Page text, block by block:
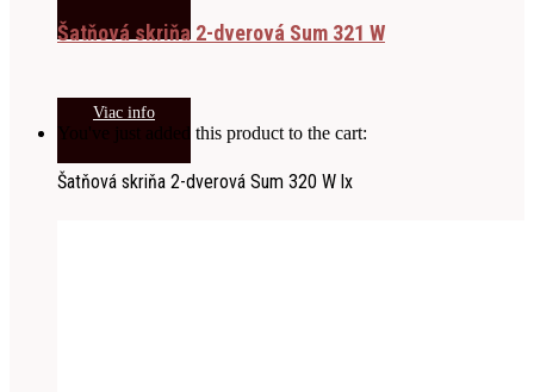
Šatňová skriňa 2-dverová Sum 321 W
Viac info
You've just added this product to the cart:
Šatňová skriňa 2-dverová Sum 320 W lx